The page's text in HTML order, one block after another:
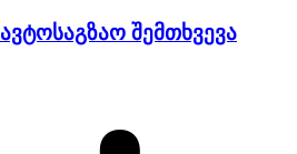
შემთხვევა